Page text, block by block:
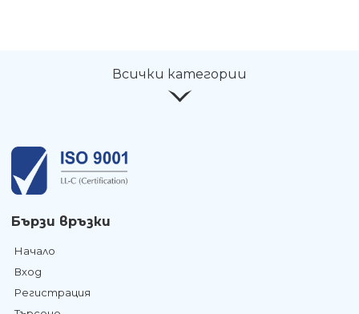
Всички категории
Бързи връзки
Начало
Вход
Регистрация